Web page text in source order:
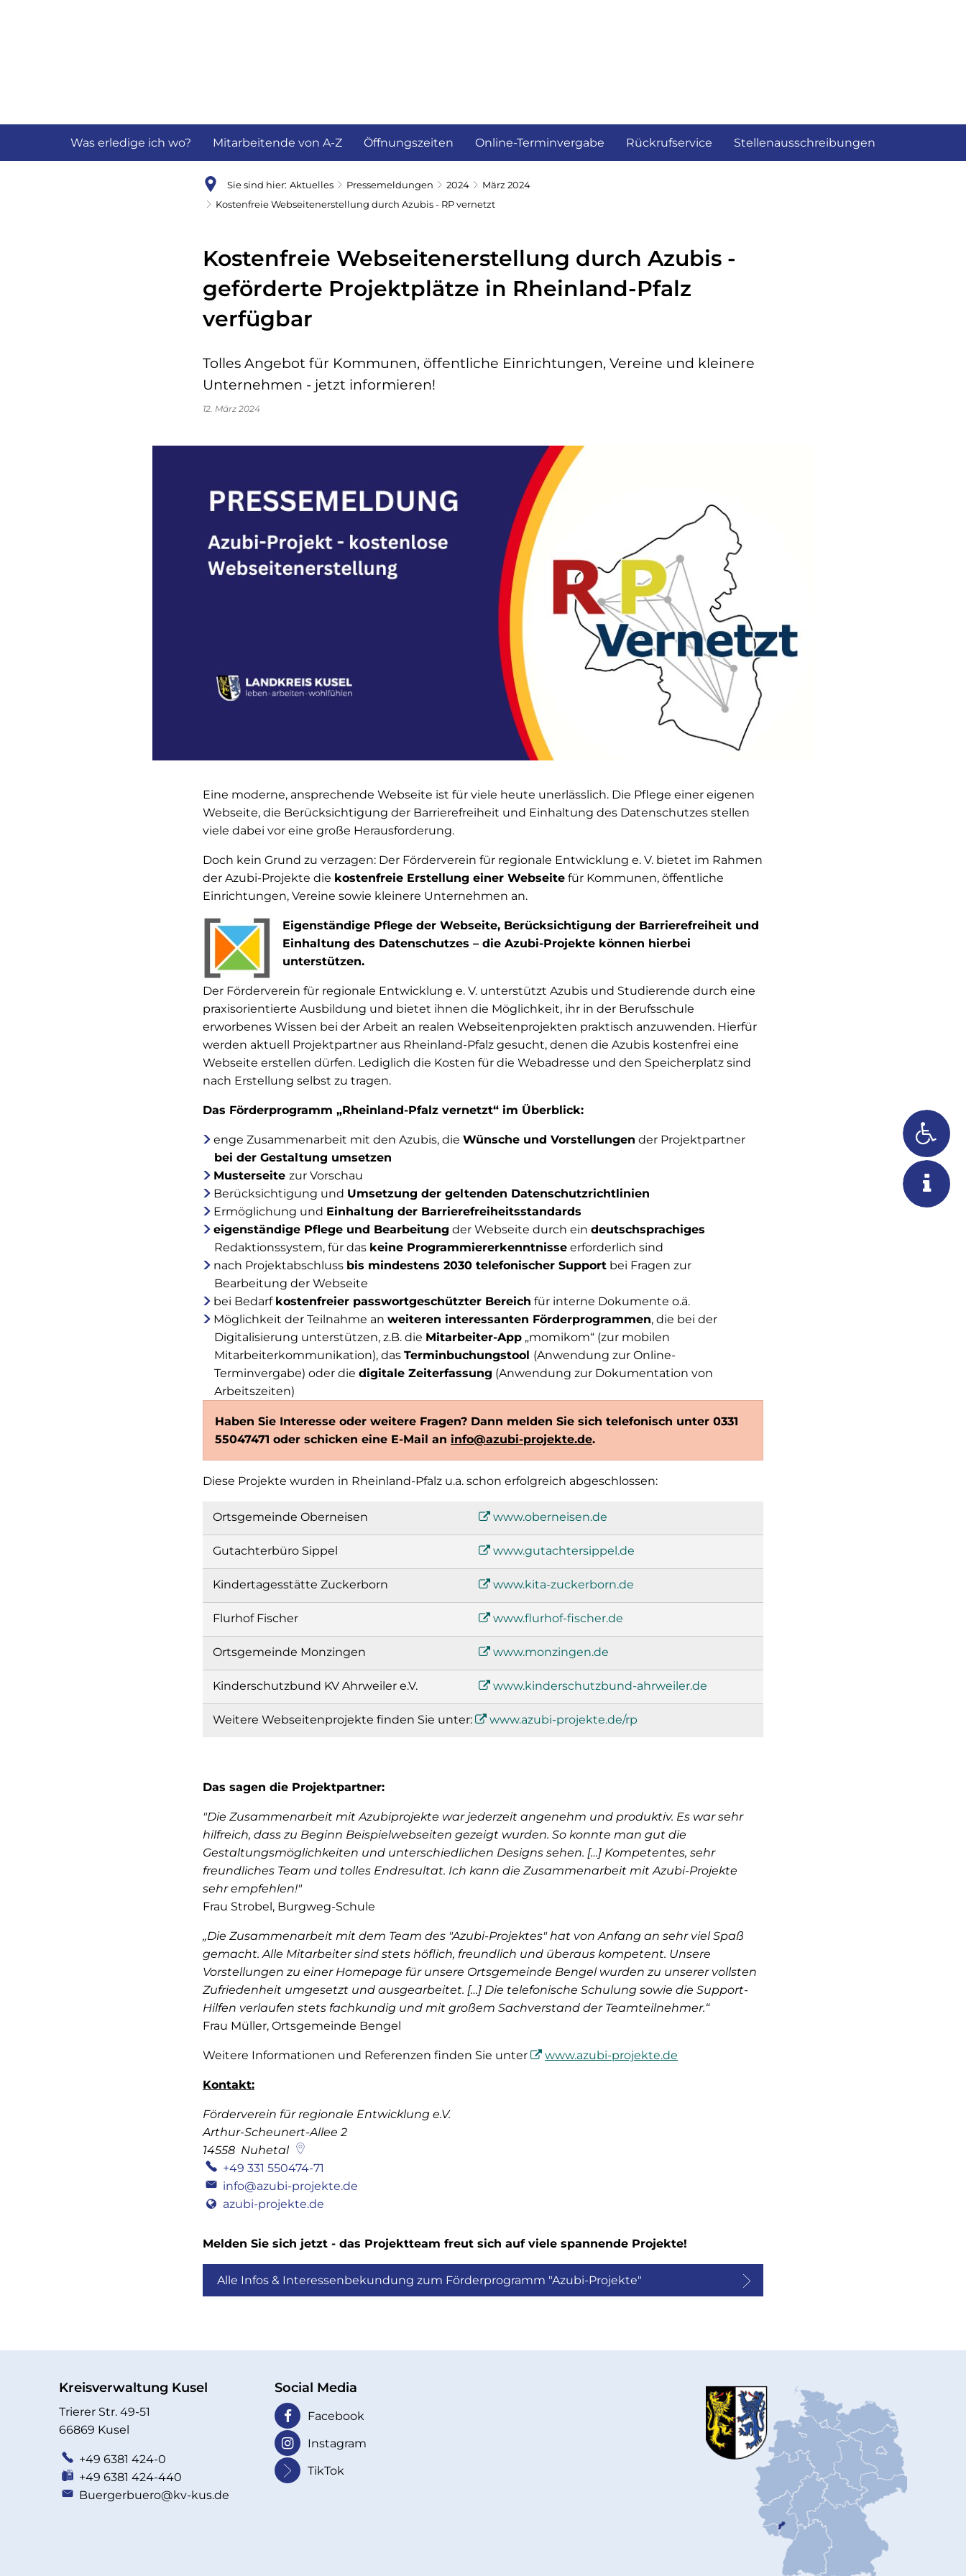
Was erledige ich wo? Mitarbeitende von A-Z Öffnungszeiten Online-Terminvergabe Rückrufservice Stellenausschreibungen
Sie sind hier: Aktuelles Pressemeldungen 2024
März 2024
Kostenfreie Webseitenerstellung durch Azubis - RP vernetzt
Kostenfreie Webseitenerstellung durch Azubis -
geförderte Projektplätze in Rheinland-Pfalz
verfügbar
Tolles Angebot für Kommunen, öffentliche Einrichtungen, Vereine und kleinere
Unternehmen - jetzt informieren!
12. März 2024
Eine moderne, ansprechende Webseite ist für viele heute unerlässlich. Die Pflege einer eigenen
Webseite, die Berücksichtigung der Barrierefreiheit und Einhaltung des Datenschutzes stellen
viele dabei vor eine große Herausforderung.
Doch kein Grund zu verzagen: Der Förderverein für regionale Entwicklung e. V. bietet im Rahmen
der Azubi-Projekte die kostenfreie Erstellung einer Webseite für Kommunen, öffentliche
Einrichtungen, Vereine sowie kleinere Unternehmen an.
Eigenständige Pflege der Webseite, Berücksichtigung der Barrierefreiheit und
Einhaltung des Datenschutzes – die Azubi-Projekte können hierbei
unterstützen.
Der Förderverein für regionale Entwicklung e. V. unterstützt Azubis und Studierende durch eine
praxisorientierte Ausbildung und bietet ihnen die Möglichkeit, ihr in der Berufsschule
erworbenes Wissen bei der Arbeit an realen Webseitenprojekten praktisch anzuwenden. Hierfür
werden aktuell Projektpartner aus Rheinland-Pfalz gesucht, denen die Azubis kostenfrei eine
Webseite erstellen dürfen. Lediglich die Kosten für die Webadresse und den Speicherplatz sind
nach Erstellung selbst zu tragen.
Das Förderprogramm „Rheinland-Pfalz vernetzt“ im Überblick:
enge Zusammenarbeit mit den Azubis, dieWünsche und Vorstellungen der Projektpartner
bei der Gestaltung umsetzen
Musterseitezur Vorschau
Berücksichtigung und Umsetzung der geltenden Datenschutzrichtlinien
Ermöglichung und Einhaltung der Barrierefreiheitsstandards
eigenständige Pflege und Bearbeitung der Webseite durch eindeutschsprachiges
Redaktionssystem, für das keine Programmiererkenntnisse erforderlich sind
nach Projektabschluss bis mindestens 2030 telefonischer Support bei Fragen zur
Bearbeitung der Webseite
bei Bedarf kostenfreier passwortgeschützter Bereich für interne Dokumente o.ä.
Möglichkeit der Teilnahme anweiteren interessanten Förderprogrammen, die bei der
Digitalisierung unterstützen, z.B. die Mitarbeiter-App „momikom“ (zur mobilen
Mitarbeiterkommunikation), das Terminbuchungstool (Anwendung zur Online-
Terminvergabe) oder die digitale Zeiterfassung (Anwendung zur Dokumentation von
Arbeitszeiten)
Haben Sie Interesse oder weitere Fragen? Dann melden Sie sich telefonisch unter 0331
55047471 oder schicken eine E-Mail an info@azubi-projekte.de.
Diese Projekte wurden in Rheinland-Pfalz u.a. schon erfolgreich abgeschlossen:
Ortsgemeinde Oberneisen www.oberneisen.de
Gutachterbüro Sippel www.gutachtersippel.de
Kindertagesstätte Zuckerborn www.kita-zuckerborn.de
Flurhof Fischer www.flurhof-fischer.de
Ortsgemeinde Monzingen www.monzingen.de
Kinderschutzbund KV Ahrweiler e.V. www.kinderschutzbund-ahrweiler.de
Weitere Webseitenprojekte finden Sie unter: www.azubi-projekte.de/rp
Das sagen die Projektpartner:
"Die Zusammenarbeit mit Azubiprojekte war jederzeit angenehm und produktiv. Es war sehr
hilfreich, dass zu Beginn Beispielwebseiten gezeigt wurden. So konnte man gut die
Gestaltungsmöglichkeiten und unterschiedlichen Designs sehen. […] Kompetentes, sehr
freundliches Team und tolles Endresultat. Ich kann die Zusammenarbeit mit Azubi-Projekte
sehr empfehlen!"
Frau Strobel, Burgweg-Schule
„Die Zusammenarbeit mit dem Team des "Azubi-Projektes" hat von Anfang an sehr viel Spaß
gemacht. Alle Mitarbeiter sind stets höflich, freundlich und überaus kompetent. Unsere
Vorstellungen zu einer Homepage für unsere Ortsgemeinde Bengel wurden zu unserer vollsten
Zufriedenheit umgesetzt und ausgearbeitet. […] Die telefonische Schulung sowie die Support-
Hilfen verlaufen stets fachkundig und mit großem Sachverstand der Teamteilnehmer.“
Frau Müller, Ortsgemeinde Bengel
Weitere Informationen und Referenzen finden Sie unter www.azubi-projekte.de
Kontakt:
Förderverein für regionale Entwicklung e.V.
Arthur-Scheunert-Allee 2
14558 Nuhetal
+49 331 550474-71
info@azubi-projekte.de
azubi-projekte.de
Melden Sie sich jetzt - das Projektteam freut sich auf viele spannende Projekte!
Alle Infos & Interessenbekundung zum Förderprogramm "Azubi-Projekte"
Kreisverwaltung Kusel
Trierer Str. 49-51
66869 Kusel
+49 6381 424-0
+49 6381 424-440
Buergerbuero@kv-kus.de
Social Media
Facebook
Instagram
TikTok